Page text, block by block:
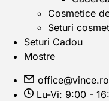
Cosmetice
Seturi
Seturi Cadou
Mostre
office@vince.ro
Lu-Vi: 9:00 -